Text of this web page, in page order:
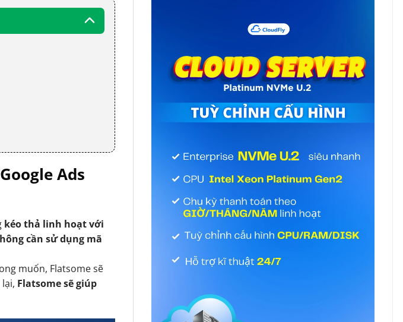
Ads
kéo thả linh hoạt với
cần sử dụng mã
muốn, Flatsome sẽ
Flatsome sẽ giúp